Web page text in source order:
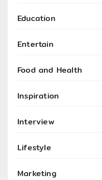
Education
Entertain
Food and Health
Inspiration
Interview
Lifestyle
Marketing